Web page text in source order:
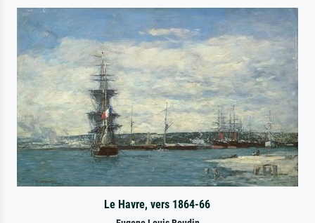
Le Havre, vers 1864-66